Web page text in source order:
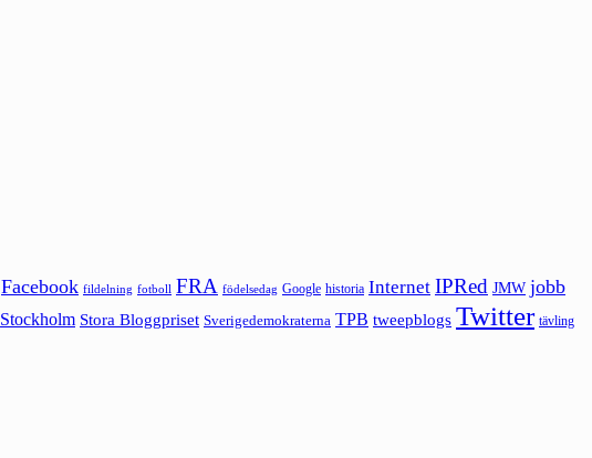
Facebook fildelning fotboll FRA födelsedag Google historia Internet IPRed JMW jobb
Stockholm Stora Bloggpriset Sverigedemokraterna TPB tweepblogs Twitter tävling